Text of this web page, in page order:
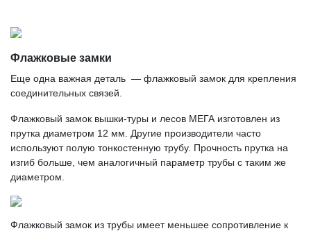
Флажковые замки
Еще одна важная деталь — флажковый замок для крепления
соединительных связей.
Флажковый замок вышки-туры и лесов МЕГА изготовлен из
прутка диаметром 12 мм. Другие производители часто
используют полую тонкостенную трубу. Прочность прутка на
изгиб больше, чем аналогичный параметр трубы с таким же
диаметром.
Флажковый замок из трубы имеет меньшее сопротивление к